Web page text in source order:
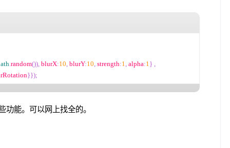
random()), blurX:10 blurY:10 strength:1 alpha:1 }
}});
能。可以网上找全的。